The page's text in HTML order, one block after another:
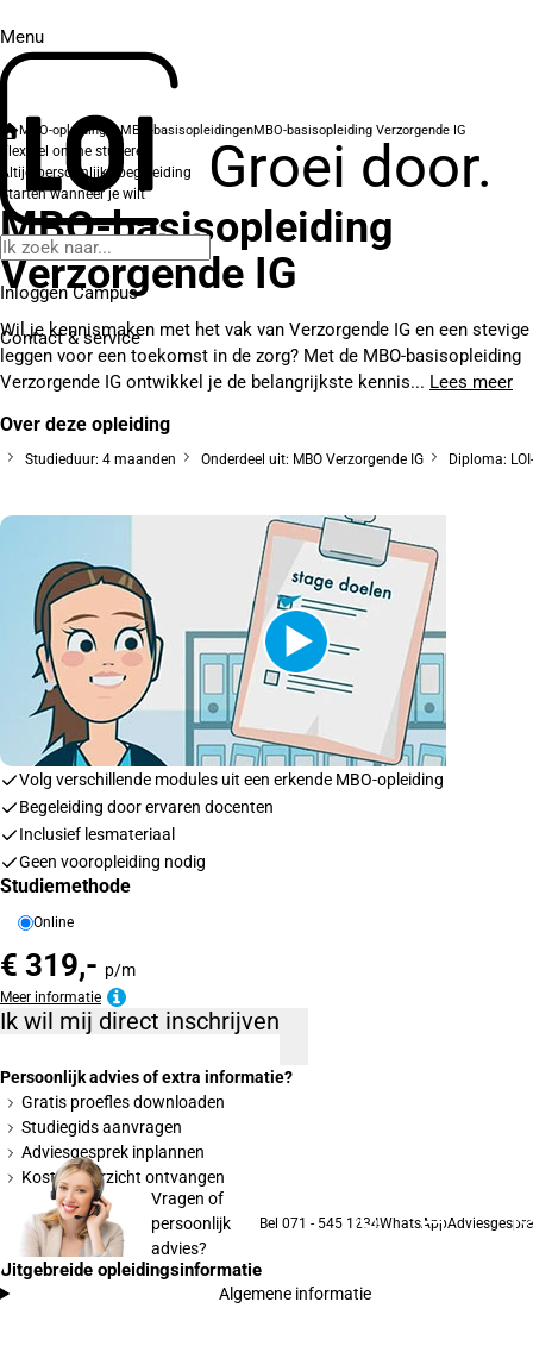
Menu
Groei door.
Inloggen Campus
Contact& service
MBO-opleidingenMBO-basisopleidingenMBO-basisopleiding Verzorgende IG
Flexibel online studeren
Altijd persoonlijke begeleiding
Starten wanneer je wilt
MBO-basisopleiding
Verzorgende IG
Wil je kennismaken met het vak van Verzorgende IG en een
leggen voor een toekomst in de zorg? Met de MBO-basisopleiding
Verzorgende IG ontwikkel je de belangrijkste kennis... Lees meer
Over deze opleiding
Studieduur: 4 maanden Onderdeel uit: MBO Verzorgende IG Diploma:
Volg verschillende modules uit een erkende MBO-opleiding
Begeleiding door ervaren docenten
Inclusief lesmateriaal
Geen vooropleiding nodig
Studiemethode
Online
€ 319,- p/m
Meer informatie
Ik wil mij direct inschrijven
Persoonlijk advies of extra informatie?
Gratis proefles downloaden
Studiegids aanvragen
Adviesgesprek inplannen
Kostenoverzicht ontvangen
Vragen of
persoonlijk
advies?
Bel 071 - 545 1234WhatsApp
Uitgebreide opleidingsinformatie
Algemene informatie